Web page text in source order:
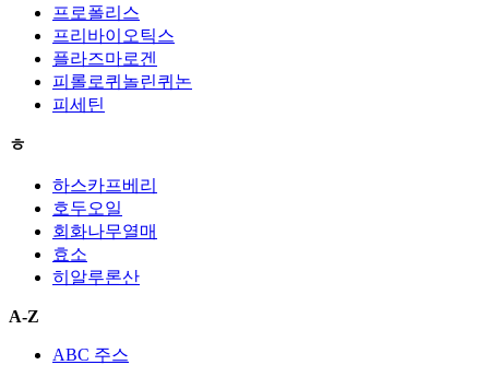
프로폴리스
프리바이오틱스
플라즈마로겐
피롤로퀴놀린퀴논
피세틴
ㅎ
하스카프베리
호두오일
회화나무열매
효소
히알루론산
A-Z
ABC 주스